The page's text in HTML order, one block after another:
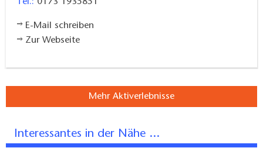
Tel.: 0173 1935851
E-Mail schreiben
Zur Webseite
Mehr Aktiverlebnisse
Interessantes in der Nähe ...